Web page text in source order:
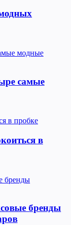
самые
в
бренды